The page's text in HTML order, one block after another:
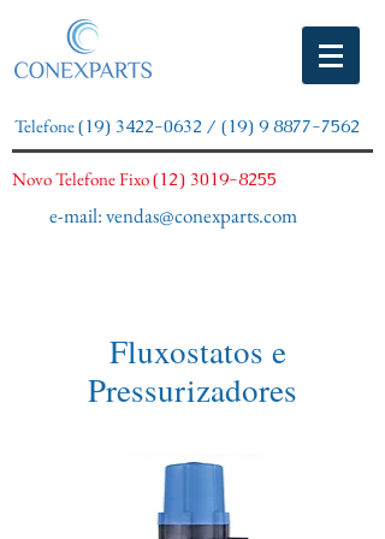
Telefone(19) 3422-0632 / (19) 9 8877-7562
e-mail:vendas@conexparts.com
Novo Telefone Fixo(12) 3019-8255
Fluxostatos e
Pressurizadores